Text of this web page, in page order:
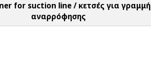
for suction line / κετσές για γραμμή
αναρρόφησης